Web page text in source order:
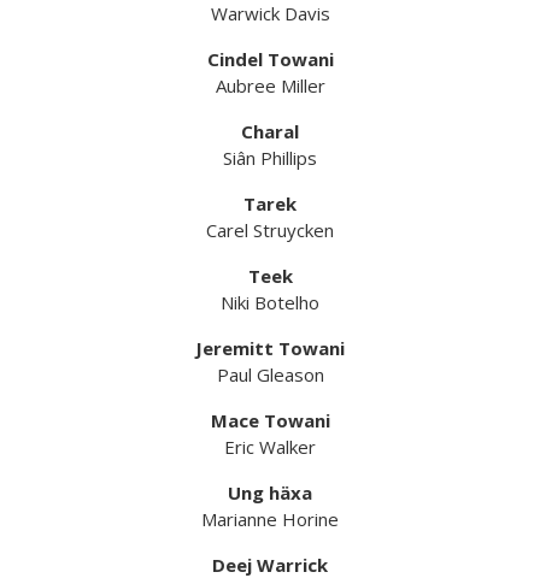
Warwick Davis
Cindel Towani
Aubree Miller
Charal
Siân Phillips
Tarek
Carel Struycken
Teek
Niki Botelho
Jeremitt Towani
Paul Gleason
Mace Towani
Eric Walker
Ung häxa
Marianne Horine
Deej Warrick